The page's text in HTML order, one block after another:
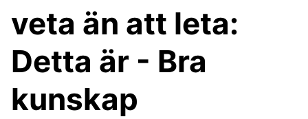
veta än att leta:
Detta är - Bra
kunskap